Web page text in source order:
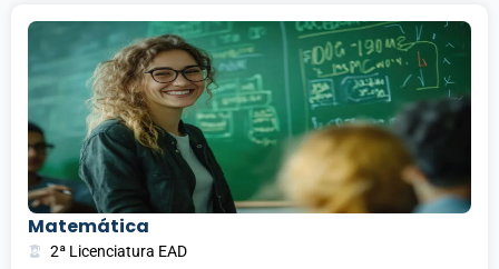
Matemática
2ª Licenciatura EAD